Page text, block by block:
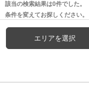
該当の検索結果は0件でした。
条件を変えてお探しください。
エリアを選択